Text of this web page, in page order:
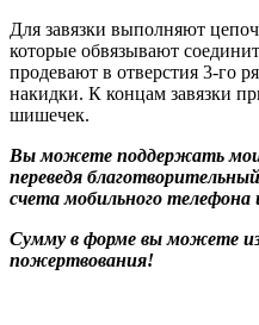
Для завязки выполняют
которые обвязывают
продевают в отверстия 3-го
накидки. К концам завязки
шишечек.
Вы можете поддержать
переведя
счета мобильного телефона
Сумму в форме вы можете
пожертвования!